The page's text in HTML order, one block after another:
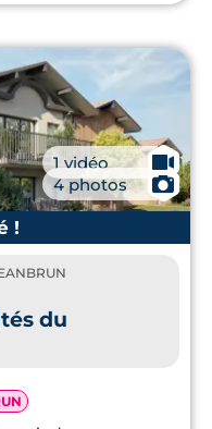
1 vidéo 🎥
4 photos
📷
!
du